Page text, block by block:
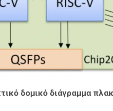
δομικό διάγραμμα